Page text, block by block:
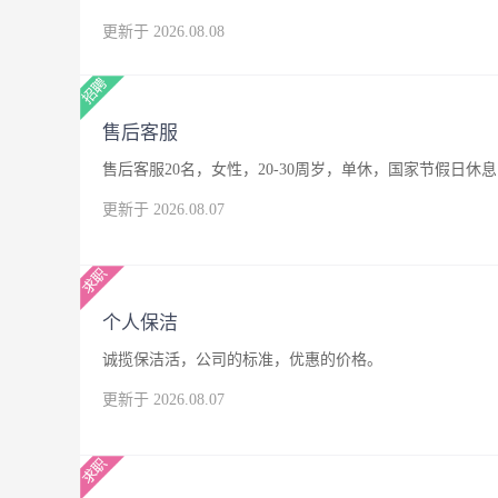
更新于 2026.08.08
售后客服
售后客服20名，女性，20-30周岁，单休，国家节假日休息
更新于 2026.08.07
个人保洁
诚揽保洁活，公司的标准，优惠的价格。
更新于 2026.08.07